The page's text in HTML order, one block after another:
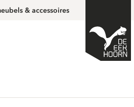
& accessoires